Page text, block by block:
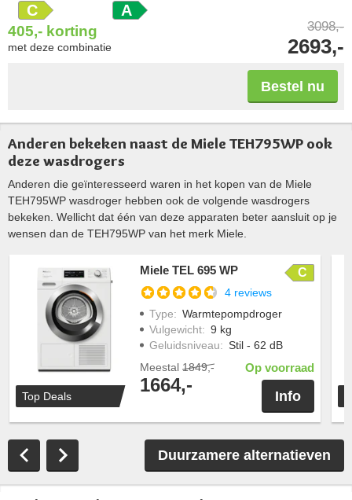
C A
405,- korting
met deze combinatie
3098,-
2693,-
Bestel nu
Anderen bekeken naast de Miele TEH795WP ook
deze wasdrogers
Anderen die geïnteresseerd waren in het kopen van de Miele
TEH795WP wasdroger hebben ook de volgende wasdrogers
bekeken. Wellicht dat één van deze apparaten beter aansluit op je
wensen dan de TEH795WP van het merk Miele.
Top Deals
Miele TEL 695 WP C
4 reviews
Type: Warmtepompdroger
Vulgewicht: 9 kg
Geluidsniveau: Stil - 62 dB
Meestal 1849,-
1664,-
Op voorraad
Info
Duurzamere alternatieven